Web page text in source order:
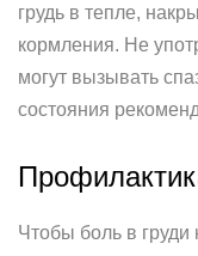
грудь в тепле,
кормления. Не
могут вызывать
состояния
Чтобы боль в